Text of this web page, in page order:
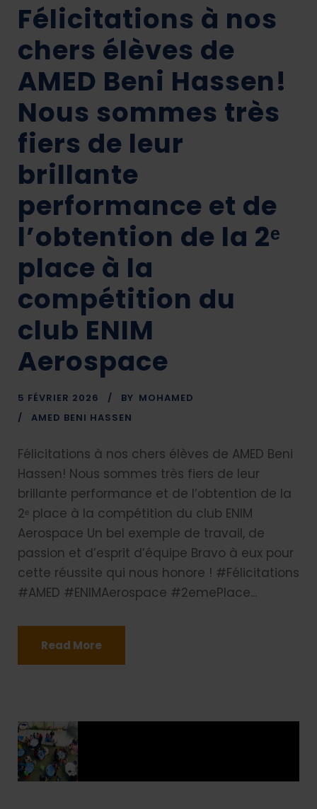
Félicitations à nos
chers élèves de
AMED Beni Hassen!
Nous sommes très
fiers de leur
brillante
performance et de
l’obtention de la 2ᵉ
place à la
compétition du
club ENIM
Aerospace
5 FÉVRIER 2026 BY MOHAMED
AMED BENI HASSEN
Félicitations à nos chers élèves de AMED Beni
Hassen! Nous sommes très fiers de leur
brillante performance et de l’obtention de la
2ᵉ place à la compétition du club ENIM
Aerospace Un bel exemple de travail, de
passion et d’esprit d’équipe Bravo à eux pour
cette réussite qui nous honore ! #Félicitations
#AMED #ENIMAerospace #2emePlace...
Read More